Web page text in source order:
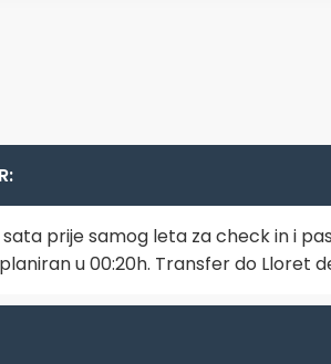
prije samog leta za check in i
u 00:20h. Transfer do Lloret